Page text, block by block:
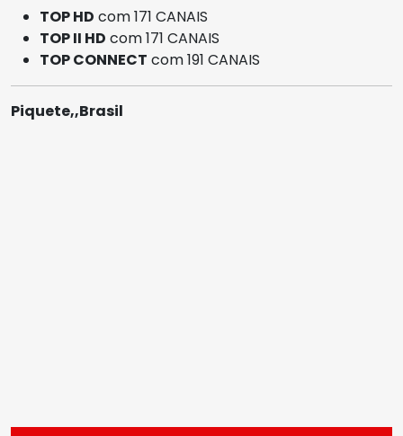
TOP HD com 171 CANAIS
TOP II HD com 171 CANAIS
TOP CONNECT com 191 CANAIS
Piquete,,Brasil